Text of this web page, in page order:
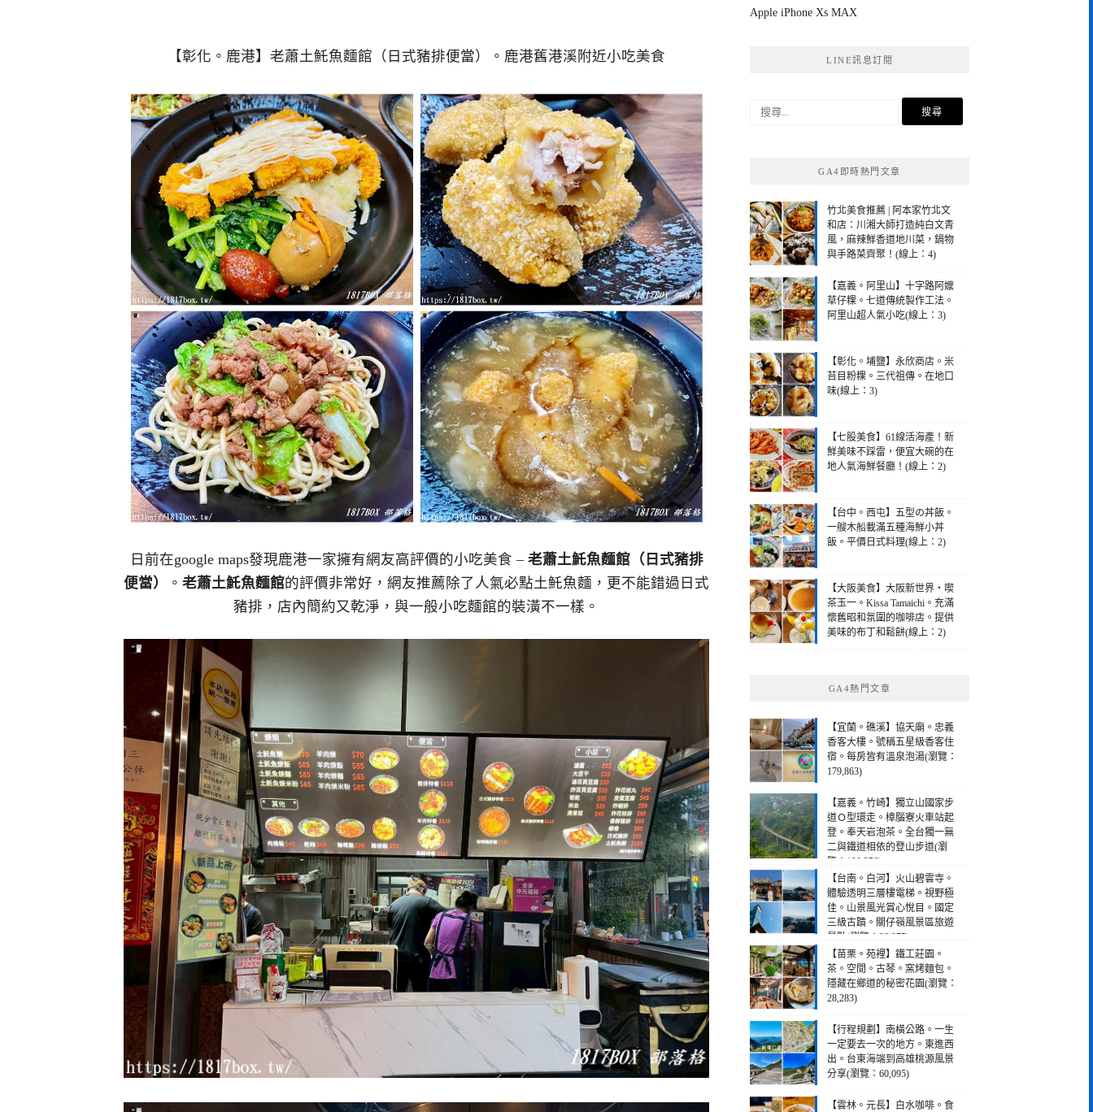
【彰化。鹿港】老蕭土魠魚麵館（日式豬排便當）。鹿港舊港溪附近小吃美食
日前在google maps發現鹿港一家擁有網友高評價的小吃美食 – 老蕭土魠魚麵館（日式豬排
便當）
。 老蕭土魠魚麵館的評價非常好，網友推薦除了人氣必點土魠魚麵，更不能錯過日式
豬排，店內簡約又乾淨，與一般小吃麵館的裝潢不一樣。
Apple iPhone Xs MAX
LINE訊息訂閱
搜
GA4即時熱門文章
竹北美食推薦 | 阿本家竹北文
和店：川湘大師打造純白文青
風，麻辣鮮香道地川菜，鍋物
與手路菜齊聚！(線上：4)
【嘉義。阿里山】十字路阿嬤
草仔粿。七道傳統製作工法。
阿里山超人氣小吃(線上：3)
【彰化。埔鹽】永欣商店。米
苔目粉粿。三代祖傳。在地口
味(線上：3)
【七股美食】61線活海產！新
鮮美味不踩雷，便宜大碗的在
地人氣海鮮餐廳！(線上：2)
【台中。西屯】五型の丼飯。
一艘木船載滿五種海鮮小丼
飯。平價日式料理(線上：2)
【大阪美食】大阪新世界・喫
茶玉一。Kissa Tamaichi。充滿
懷舊昭和氛圍的咖啡店。提供
美味的布丁和鬆餅(線上：2)
GA4熱門文章
【宜蘭。礁溪】協天廟。忠義
香客大樓。號稱五星級香客住
宿。每房皆有溫泉泡湯(瀏覽：
179,863)
【嘉義。竹崎】獨立山國家步
道Ｏ型環走。樟腦寮火車站起
登。奉天岩泡茶。全台獨一無
二與鐵道相依的登山步道(瀏
覽：190,256)
【台南。白河】火山碧雲寺。
體驗透明三層樓電梯。視野極
佳。山景風光賞心悅目。國定
三級古蹟。關仔嶺風景區旅遊
景點(瀏覽：28,975)
【苗栗。苑裡】鐵工莊園。
茶。空間。古琴。窯烤麵包。
隱藏在鄉道的秘密花園(瀏覽：
28,283)
【行程規劃】南橫公路。一生
一定要去一次的地方。東進西
出。台東海端到高雄桃源風景
分享(瀏覽：60,095)
【雲林。元長】白水咖啡。食